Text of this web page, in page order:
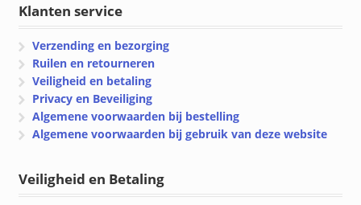
Klanten service
Verzending en bezorging
Ruilen en retourneren
Veiligheid en betaling
Privacy en Beveiliging
Algemene voorwaarden bij bestelling
Algemene voorwaarden bij gebruik van deze website
Veiligheid en Betaling